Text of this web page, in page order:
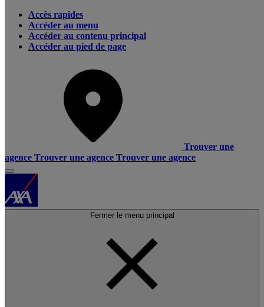
Accès rapides
Accéder au menu
Accéder au contenu principal
Accéder au pied de page
Trouver une
agence Trouver une agence Trouver une agence
Fermer le menu principal